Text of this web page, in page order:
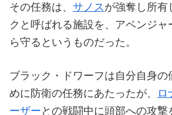
その任務は、 サノス が強奪し所有
クと呼ばれる施設を、アベンジ
ら守るというものだった。
ブラック・ドワーフは自分自身の
めに防衛の任務にあたったが、
ロ
ーザー との戦闘中に頭部への攻